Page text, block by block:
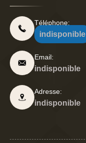
Téléphone:
indisponible
Email:
indisponible
Adresse:
indisponible